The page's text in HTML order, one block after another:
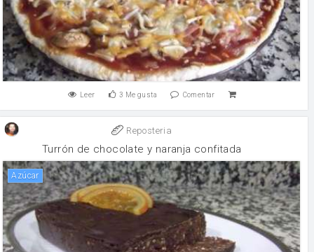
Leer 3 Me gusta Comentar
Reposteria
Turrón de chocolate y naranja confitada
Azúcar